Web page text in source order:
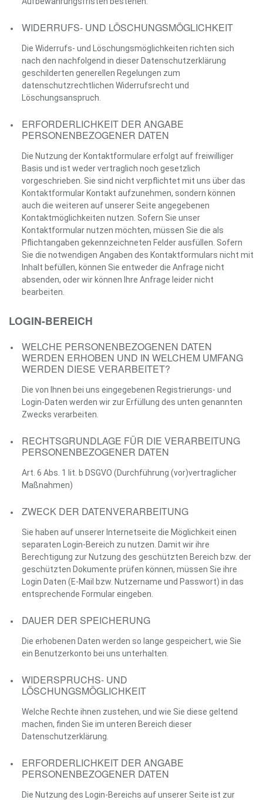
WIDERRUFS- UND LÖSCHUNGSMÖGLICHKEIT
Die Widerrufs- und Löschungsmöglichkeiten richten sich
nach den nachfolgend in dieser Datenschutzerklärung
geschilderten generellen Regelungen zum
datenschutzrechtlichen Widerrufsrecht und
Löschungsanspruch.
ERFORDERLICHKEIT DER ANGABE
PERSONENBEZOGENER DATEN
Die Nutzung der Kontaktformulare erfolgt auf freiwilliger
Basis und ist weder vertraglich noch gesetzlich
vorgeschrieben. Sie sind nicht verpflichtet mit uns über das
Kontaktformular Kontakt aufzunehmen, sondern können
auch die weiteren auf unserer Seite angegebenen
Kontaktmöglichkeiten nutzen. Sofern Sie unser
Kontaktformular nutzen möchten, müssen Sie die als
Pflichtangaben gekennzeichneten Felder ausfüllen. Sofern
Sie die notwendigen Angaben des Kontaktformulars nicht mit
Inhalt befüllen, können Sie entweder die Anfrage nicht
absenden, oder wir können Ihre Anfrage leider nicht
bearbeiten.
LOGIN-BEREICH
WELCHE PERSONENBEZOGENEN DATEN
WERDEN ERHOBEN UND IN WELCHEM UMFANG
WERDEN DIESE VERARBEITET?
Die von Ihnen bei uns eingegebenen Registrierungs- und
Login-Daten werden wir zur Erfüllung des unten genannten
Zwecks verarbeiten.
RECHTSGRUNDLAGE FÜR DIE VERARBEITUNG
PERSONENBEZOGENER DATEN
Art. 6 Abs. 1 lit. b DSGVO (Durchführung (vor)vertraglicher
Maßnahmen)
ZWECK DER DATENVERARBEITUNG
Sie haben auf unserer Internetseite die Möglichkeit einen
separaten Login-Bereich zu nutzen. Damit wir ihre
Berechtigung zur Nutzung des geschützten Bereich bzw. der
geschützten Dokumente prüfen können, müssen Sie ihre
Login Daten (E-Mail bzw. Nutzername und Passwort) in das
entsprechende Formular eingeben.
DAUER DER SPEICHERUNG
Die erhobenen Daten werden so lange gespeichert, wie Sie
ein Benutzerkonto bei uns unterhalten.
WIDERSPRUCHS- UND
LÖSCHUNGSMÖGLICHKEIT
Welche Rechte ihnen zustehen, und wie Sie diese geltend
machen, finden Sie im unteren Bereich dieser
Datenschutzerklärung.
ERFORDERLICHKEIT DER ANGABE
PERSONENBEZOGENER DATEN
Die Nutzung des Login-Bereichs auf unserer Seite ist zur